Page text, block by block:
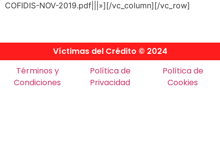
COFIDIS-NOV-2019.pdf|||»][/vc_column][/vc_row]
Víctimas del Crédito © 2024
Términos y
Condiciones
Política de
Privacidad
Política de
Cookies